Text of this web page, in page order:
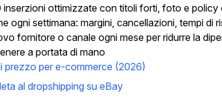
inserzioni ottimizzate con titoli forti, foto e policy
ogni settimana: margini, cancellazioni, tempi di
fornitore o canale ogni mese per ridurre la
a portata di mano
prezzo per e-commerce (2026)
al dropshipping su eBay